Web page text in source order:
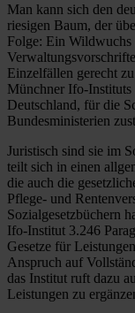
Man kann sich den
riesigen Baum, der
Folge: Ein Wildwuchs
Einzelfällen gerecht
Münchner Ifo-­Instituts
Deutschland, für die
Bundesministerien
Juristisch sind sie im
teilt sich in einen
die auch die
Pflege- und
Sozialgesetzbüchern
Ifo-Institut 3.246
Gesetze für
Anspruch auf
das Institut ruft dazu
Leistungen zu